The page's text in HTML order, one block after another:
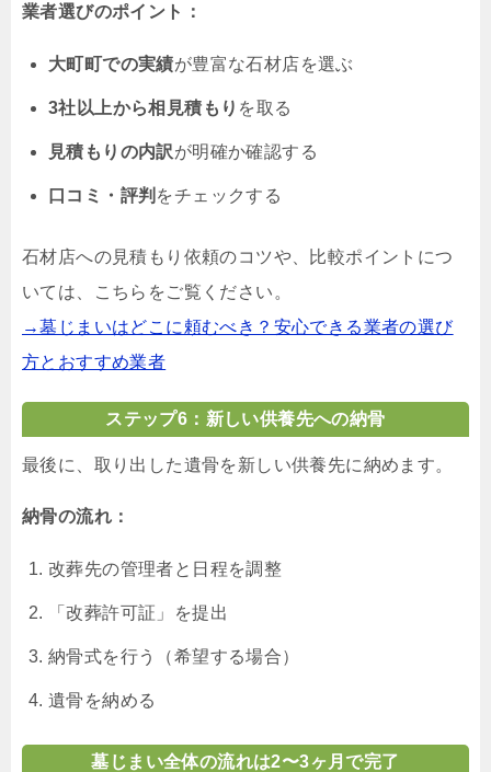
業者選びのポイント：
大町町での実績が豊富な石材店を選ぶ
3社以上から相見積もり を取る
見積もりの内訳が明確か確認する
口コミ・評判 をチェックする
石材店への見積もり依頼のコツや、比較ポイントにつ
いては、こちらをご覧ください。
→墓じまいはどこに頼むべき？安心できる業者の選び
方とおすすめ業者
ステップ6：新しい供養先への納骨
最後に、取り出した遺骨を新しい供養先に納めます。
納骨の流れ：
改葬先の管理者と日程を調整
「改葬許可証」を提出
納骨式を行う（希望する場合）
遺骨を納める
墓じまい全体の流れは2〜3ヶ月で完了